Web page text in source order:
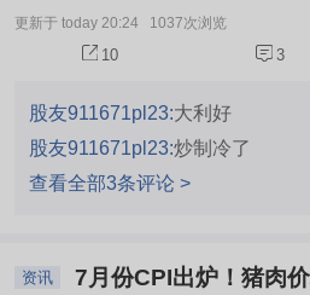
更新于 today 20:24 1037次浏览
10 3
股友911671pl23:大利好
股友911671pl23:炒制冷了
查看全部3条评论 >
资讯
7月份CPI出炉！猪肉价格同比下降13.3％，